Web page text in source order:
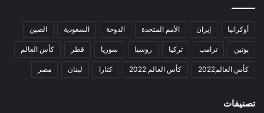
أوكرانيا إيران الأمم المتحدة الدوحة السعودية الصين
بوتين ترامب تركيا روسيا سوريا قطر كأس العالم
كأس العالم2022 كأس العالم 2022 كتارا لبنان مصر
تصنيفات